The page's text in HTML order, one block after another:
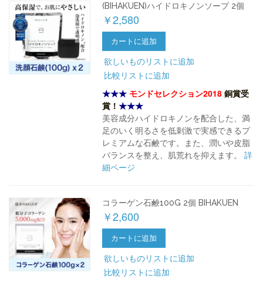
(BIHAKUEN)ハイドロキノンソープ 2個
￥2,580
カートに追加
欲しいものリストに追加
比較リストに追加
★★★ モンドセレクション2018 銅賞受
賞！★★★
美容成分ハイドロキノンを配合した、満
足のいく明るさを低刺激で実感できるプ
レミアムな石鹸です。また、潤いや皮脂
バランスを整え、肌荒れを抑えます。詳
細ページ
コラーゲン石鹸100G 2個 BIHAKUEN
￥2,600
カートに追加
欲しいものリストに追加
比較リストに追加